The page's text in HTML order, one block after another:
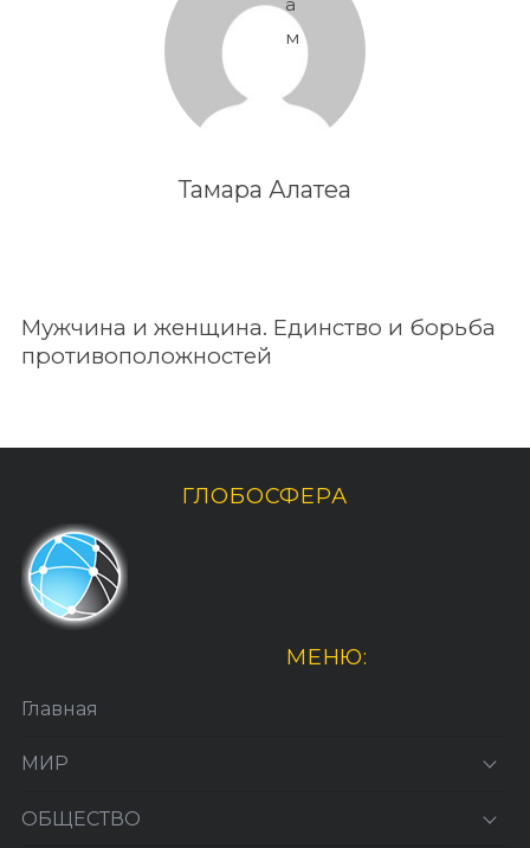
м
Тамара Алатеа
Мужчина и женщина. Единство и борьба
противоположностей
ГЛОБОСФЕРА
МЕНЮ:
Главная
МИР
ОБЩЕСТВО